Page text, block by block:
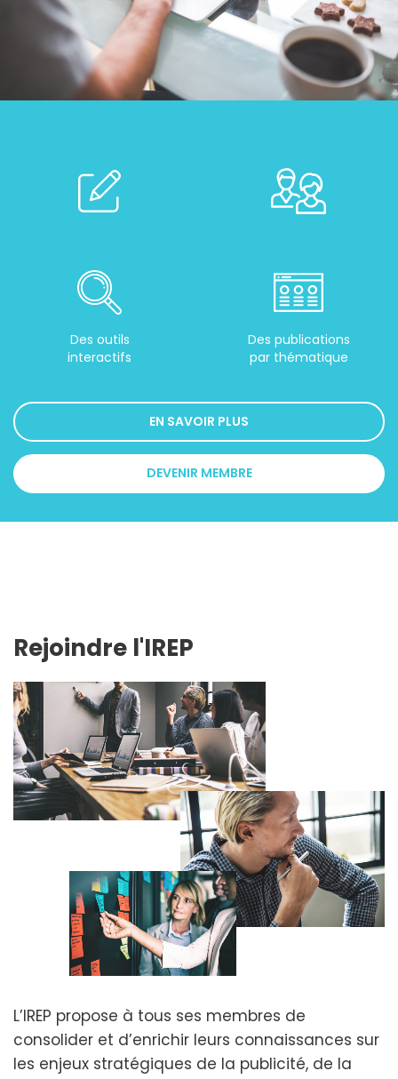
Des outils
interactifs
Des publications
par thématique
EN SAVOIR PLUS
DEVENIR MEMBRE
Rejoindre l'IREP
L’IREP propose à tous ses membres de
consolider et d’enrichir leurs connaissances sur
les enjeux stratégiques de la publicité, de la